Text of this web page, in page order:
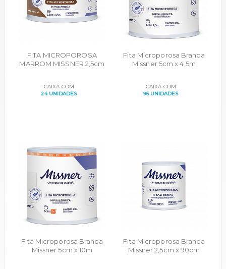
FITA MICROPOROSA
MARROM MISSNER 2,5cm
CAIXA COM
24 UNIDADES
Fita Microporosa Branca
Missner 5cm x 4,5m
CAIXA COM
96 UNIDADES
Fita Microporosa Branca
Missner 5cm x 10m
Fita Microporosa Branca
Missner 2,5cm x 90cm